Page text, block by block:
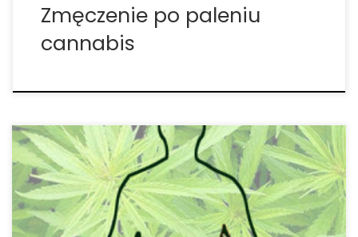
Zmęczenie po paleniu
cannabis
Jakie działanie posiada anandamid? Istnieje wiele
do odkrycia na temat jego roli w organizmie,
jednakże naukowcy dokonali kilku istotnych odkryć,
które szczegółowo opisują sposób, w jaki